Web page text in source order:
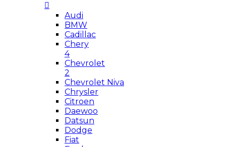
Audi
BMW
Cadillac
Chery
4
Chevrolet
2
Chevrolet Niva
Chrysler
Citroen
Daewoo
Datsun
Dodge
Fiat